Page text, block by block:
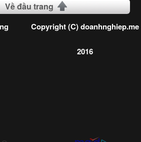
Về đầu trang
Copyright (C) doanhnghiep.me
2016